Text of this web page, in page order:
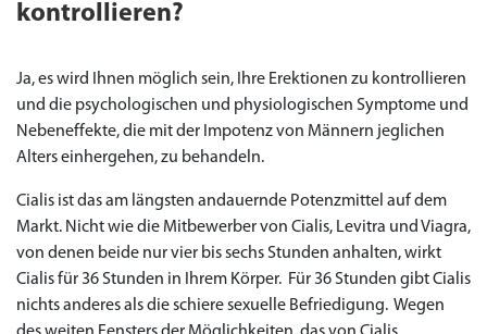
kontrollieren?
Ja, es wird Ihnen möglich sein, Ihre Erektionen zu kontrollieren
und die psychologischen und physiologischen Symptome und
Nebeneffekte, die mit der Impotenz von Männern jeglichen
Alters einhergehen, zu behandeln.
Cialis ist das am längsten andauernde Potenzmittel auf dem
Markt. Nicht wie die Mitbewerber von Cialis, Levitra und Viagra,
von denen beide nur vier bis sechs Stunden anhalten, wirkt
Cialis für 36 Stunden in Ihrem Körper. Für 36 Stunden gibt Cialis
nichts anderes als die schiere sexuelle Befriedigung. Wegen